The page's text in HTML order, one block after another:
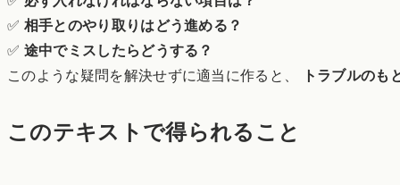
✅ 相手とのやり取りはどう進める？
✅ 途中でミスしたらどうする？
このような疑問を解決せずに適当に作ると、
トラブルのも
このテキストで得られること